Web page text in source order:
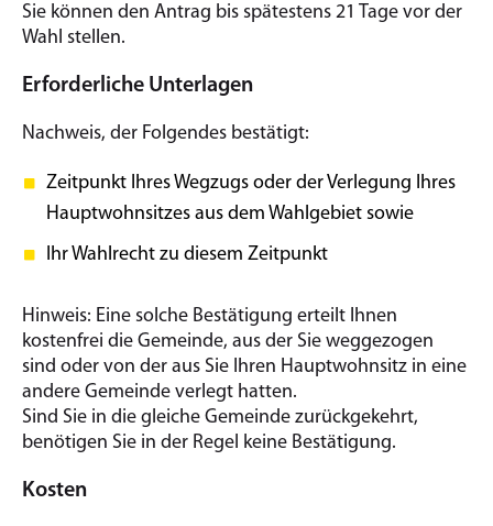
Sie können den Antrag bis spätestens 21 Tage vor der
Wahl stellen.
Erforderliche Unterlagen
Nachweis, der Folgendes bestätigt:
Zeitpunkt Ihres Wegzugs oder der Verlegung Ihres
Hauptwohnsitzes aus dem Wahlgebiet sowie
Ihr Wahlrecht zu diesem Zeitpunkt
Hinweis: Eine solche Bestätigung erteilt Ihnen
kostenfrei die Gemeinde, aus der Sie weggezogen
sind oder von der aus Sie Ihren Hauptwohnsitz in eine
andere Gemeinde verlegt hatten.
Sind Sie in die gleiche Gemeinde zurückgekehrt,
benötigen Sie in der Regel keine Bestätigung.
Kosten